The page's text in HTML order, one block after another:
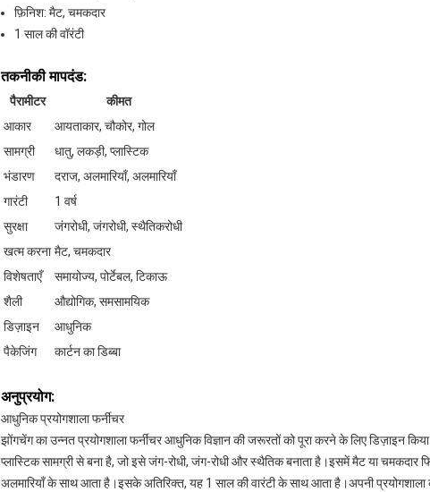
फ़िनिश: मैट, चमकदार
1 साल की वॉरंटी
तकनीकी मापदंड:
पैरामीटर
कीमत
आकार
आयताकार, चौकोर, गोल
सामग्री
धातु, लकड़ी, प्लास्टिक
भंडारण
दराज, अलमारियाँ, अलमारियाँ
गारंटी
1 वर्ष
सुरक्षा
जंगरोधी, जंगरोधी, स्थैतिकरोधी
खत्म करना मैट, चमकदार
विशेषताएँ
समायोज्य, पोर्टेबल, टिकाऊ
शैली
औद्योगिक, समसामयिक
डिज़ाइन
आधुनिक
पैकेजिंग
कार्टन का डिब्बा
अनुप्रयोग:
आधुनिक प्रयोगशाला फर्नीचर
झोंगचेंग का उन्नत प्रयोगशाला फर्नीचर आधुनिक विज्ञान की जरूरतों को पूरा करने के लिए डिज़ाइन
प्लास्टिक सामग्री से बना है, जो इसे जंग-रोधी, जंग-रोधी और स्थैतिक बनाता है।इसमें मैट या चमकदार
अलमारियाँ के साथ आता है।इसके अतिरिक्त, यह 1 साल की वारंटी के साथ आता है।अपनी